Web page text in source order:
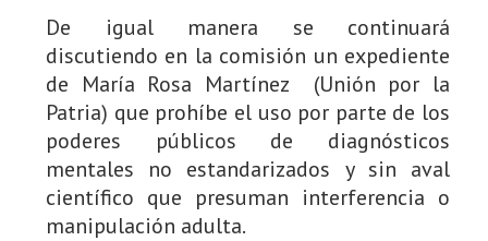
De igual manera se continuará
discutiendo en la comisión un expediente
de María Rosa Martínez (Unión por la
Patria) que prohíbe el uso por parte de los
poderes públicos de diagnósticos
mentales no estandarizados y sin aval
científico que presuman interferencia o
manipulación adulta.